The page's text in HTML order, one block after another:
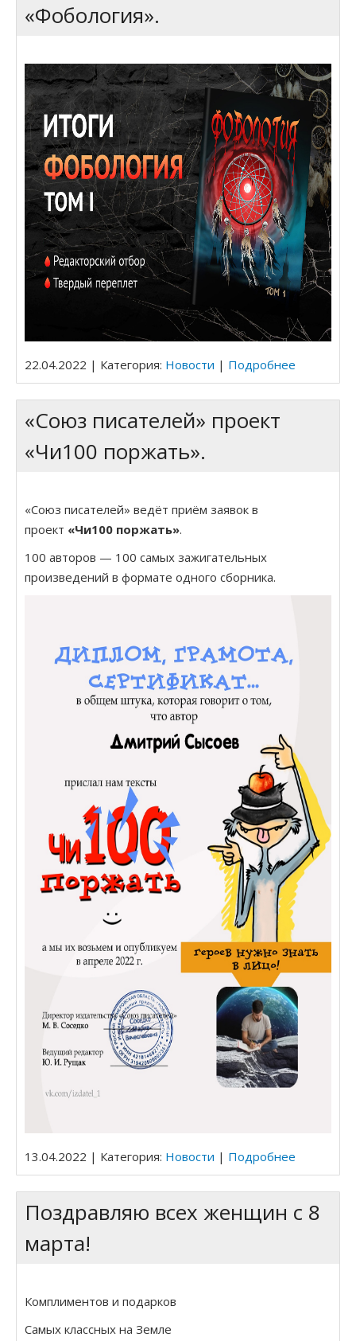
«Фобология».
22.04.2022 | Категория: Новости | Подробнее
«Союз писателей» проект
«Чи100 поржать».
«Союз писателей» ведёт приём заявок в
проект «Чи100 поржать».
100 авторов — 100 самых зажигательных
произведений в формате одного сборника.
13.04.2022 | Категория: Новости | Подробнее
Поздравляю всех женщин с 8
марта!
Комплиментов и подарков
Самых классных на Земле